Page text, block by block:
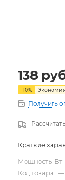
138
-10% Экономия
Получить
Краткие
Мощность, Вт
Код товара —